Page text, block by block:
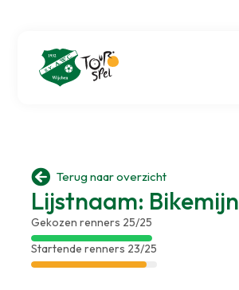
 Terug naar overzicht
Lijstnaam: Bikemijn
Gekozen renners 25/25
Startende renners 23/25